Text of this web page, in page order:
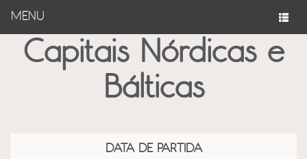
MENU
Capitais Nórdicas e
Bálticas
DATA DE PARTIDA